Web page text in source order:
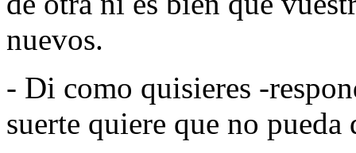
nuevos.
- Di como quisieres -
suerte quiere que no